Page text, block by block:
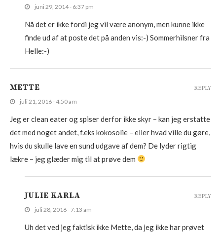
juni 29, 2014 - 6:37 pm
Nå det er ikke fordi jeg vil være anonym, men kunne ikke
finde ud af at poste det på anden vis:-) Sommerhilsner fra
Helle:-)
METTE
juli 21, 2016 - 4:50 am
Jeg er clean eater og spiser derfor ikke skyr – kan jeg erstatte
det med noget andet, f.eks kokosolie – eller hvad ville du gøre,
hvis du skulle lave en sund udgave af dem? De lyder rigtig
lækre – jeg glæder mig til at prøve dem
REPLY
JULIE KARLA
juli 28, 2016 - 7:13 am
Uh det ved jeg faktisk ikke Mette, da jeg ikke har prøvet
REPLY